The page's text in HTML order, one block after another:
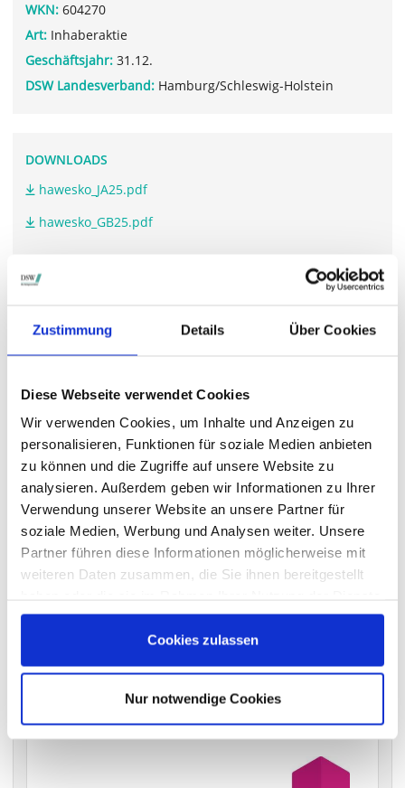
Zustimmung Details Über Cookies
Diese Webseite verwendet Cookies
Wir verwenden Cookies, um Inhalte und Anzeigen zu
personalisieren, Funktionen für soziale Medien anbieten
zu können und die Zugriffe auf unsere Website zu
analysieren. Außerdem geben wir Informationen zu Ihrer
Verwendung unserer Website an unsere Partner für
soziale Medien, Werbung und Analysen weiter. Unsere
Partner führen diese Informationen möglicherweise mit
weiteren Daten zusammen, die Sie ihnen bereitgestellt
gesammelt haben.
Cookies zulassen
Nur notwendige Cookies
WKN: 604270
Art: Inhaberaktie
Geschäftsjahr: 31.12.
DSW Landesverband: Hamburg/Schleswig-Holstein
DOWNLOADS
hawesko_JA25.pdf
hawesko_GB25.pdf
www.hawesko-holding.com/.../hauptversammlung
STIMMRECHTSVERTRETUNG DURCH DIE DSW
Die DSW vertritt Ihre Stimmrechteauf sämtlichen
wichtigen Hauptversammlungen in Deutschland.
VERGANGENE HAUPTVERSAMMLUNGSTERMINE
archiv.hauptversammlung.de
Die nächsten Termine